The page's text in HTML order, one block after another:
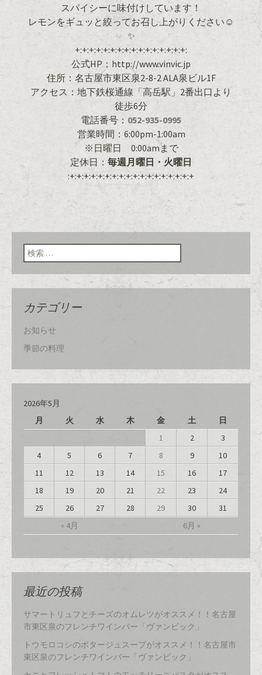
スパイシーに味付けしています！
レモンをギュッと絞ってお召し上がりください☺
✨
+:+:+:+:+:+:+:+:+:+:+:+:+:+:+:+:
公式HP：http://www.vinvic.jp
住所：名古屋市東区泉2-8-2 ALA泉ビル1F
アクセス：地下鉄桜通線「高岳駅」2番出口より
徒歩6分
電話番号： 052-935-0995
営業時間：6:00pm-1:00am
※日曜日 0:00amまで
定休日： 毎週月曜日・火曜日
:+:+:+:+:+:+:+:+:+:+:+:+:+:+:+:+:+:+
検索:
カテゴリー
お知らせ
季節の料理
2026年5月
月
火 水 木 金 土 日
« 4月 6月 »
1 2
3
4
5 6 7 8 9
10
11
12 13 14 15 16
17
18
19 20 21 22 23
24
25
26 27 28 29 30 31
最近の投稿
サマートリュフとチーズのオムレツがオススメ！！名古屋
市東区泉のフレンチワインバー「ヴァンビック」
トウモロコシのポタージュスープがオススメ！！名古屋市
東区泉のフレンチワインバー「ヴァンビック」